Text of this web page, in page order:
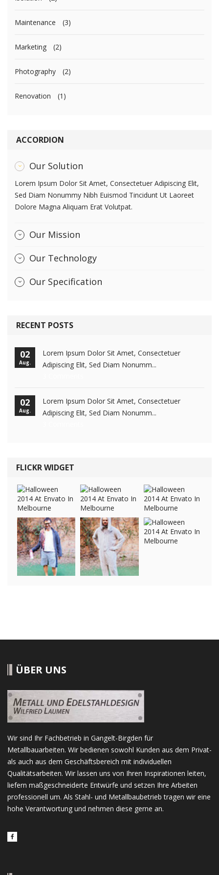
Maintenance (3)
Marketing (2)
Photography (2)
Renovation (1)
ACCORDION
Our Solution
Lorem Ipsum Dolor Sit Amet, Consectetuer Adipiscing Elit,
Sed Diam Nonummy Nibh Euismod Tincidunt Ut Laoreet
Dolore Magna Aliquam Erat Volutpat.
Our Mission
Our Technology
Our Specification
RECENT POSTS
02
Aug.
Lorem Ipsum Dolor Sit Amet, Consectetuer
Adipiscing Elit, Sed Diam Nonumm...
02
Aug.
Lorem Ipsum Dolor Sit Amet, Consectetuer
Adipiscing Elit, Sed Diam Nonumm...
FLICKR WIDGET
ÜBER UNS
Wir sind Ihr Fachbetrieb in Gangelt-Birgden für
Metallbauarbeiten. Wir bedienen sowohl Kunden aus dem Privat-
als auch aus dem Geschäftsbereich mit individuellen
Qualitätsarbeiten. Wir lassen uns von Ihren Inspirationen leiten,
liefern maßgeschneiderte Entwürfe und setzen Ihre Arbeiten
professionell um. Als Stahl- und Metallbaubetrieb tragen wir eine
hohe Verantwortung und nehmen diese gerne an.